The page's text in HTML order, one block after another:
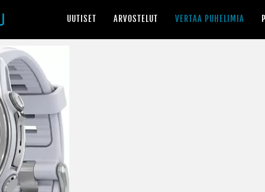
UUTISET ARVOSTELUT VERTAA PUHELIMIA